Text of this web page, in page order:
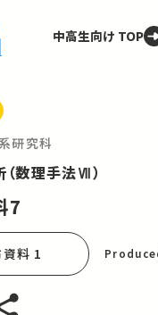
中高生向け TOP
研究科
数理手法Ⅶ）
7
料 1